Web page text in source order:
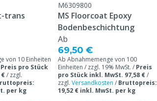
trans
von 10 Einheiten
Preis pro Stück
/ zzgl.
per kg
M6309800
MS Floorcoat Epoxy
Bodenbeschichtung
Ab
69,50 €
Ab Abnahmemenge von 100
Einheiten / zzgl. 19% MwSt. / Preis
pro Stück inkl. MwSt. 97,58 €/
zzgl. Versandkosten / Bruttopreis:
19,52 € inkl. MwSt. per kg